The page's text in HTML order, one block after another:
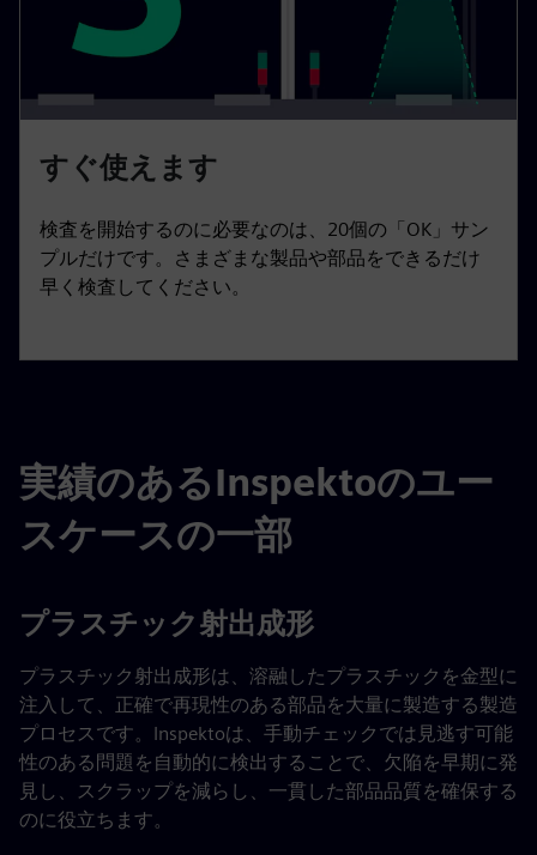
すぐ使えます
検査を開始するのに必要なのは、20個の「OK」サン
プルだけです。さまざまな製品や部品をできるだけ
早く検査してください。
実績のあるInspektoのユー
スケースの一部
プラスチック射出成形
プラスチック射出成形は、溶融したプラスチックを金型に
注入して、正確で再現性のある部品を大量に製造する製造
プロセスです。Inspektoは、手動チェックでは見逃す可能
性のある問題を自動的に検出することで、欠陥を早期に発
見し、スクラップを減らし、一貫した部品品質を確保する
のに役立ちます。